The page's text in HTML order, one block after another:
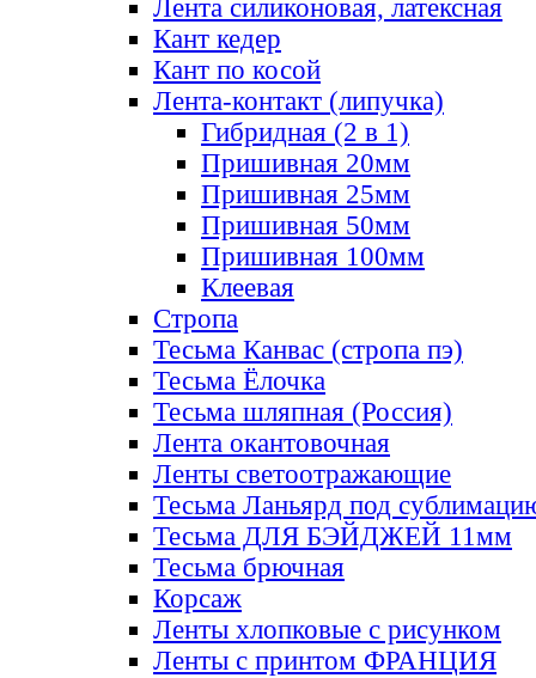
Лента силиконовая, латексная
Кант кедер
Кант по косой
Лента-контакт (липучка)
Гибридная (2 в 1)
Пришивная 20мм
Пришивная 25мм
Пришивная 50мм
Пришивная 100мм
Клеевая
Стропа
Тесьма Канвас (стропа пэ)
Тесьма Ёлочка
Тесьма шляпная (Россия)
Лента окантовочная
Ленты светоотражающие
Тесьма Ланьярд под
Тесьма ДЛЯ БЭЙДЖЕЙ 11мм
Тесьма брючная
Корсаж
Ленты хлопковые с рисунком
Ленты с принтом ФРАНЦИЯ